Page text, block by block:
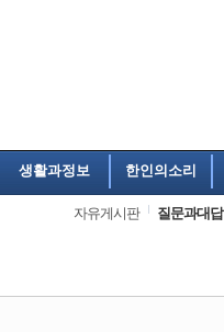
생활과정보 한인의소리
자유게시판 질문과대답